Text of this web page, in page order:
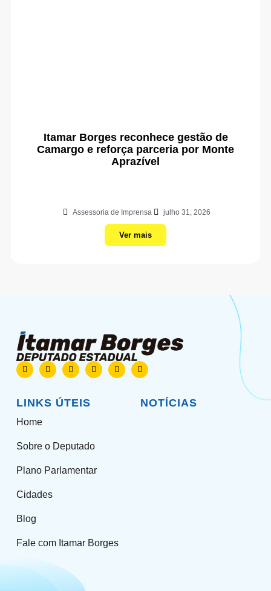
Itamar Borges reconhece gestão de
Camargo e reforça parceria por Monte
Aprazível
Assessoria de Imprensa julho 31, 2026
Ver mais
LINKS ÚTEIS
Home
Sobre o Deputado
Plano Parlamentar
Cidades
Blog
Fale com Itamar Borges
NOTÍCIAS